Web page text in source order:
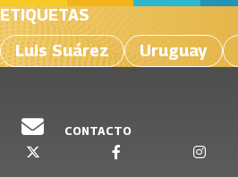
ETIQUETAS
Luis Suárez
Uruguay
CONTACTO